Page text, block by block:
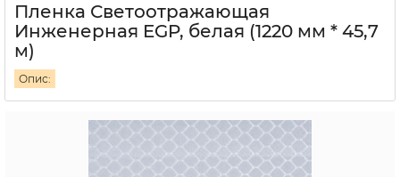
Пленка Светоотражающая
Инженерная EGP, белая (1220 мм * 45,7
м)
Опис: